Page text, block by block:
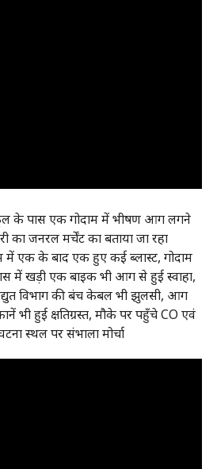
के पास एक गोदाम में भीषण आग लगने
का जनरल मर्चेंट का बताया जा रहा
में एक के बाद एक हुए कई ब्लास्ट, गोदाम
में खड़ी एक बाइक भी आग से हुई स्वाहा,
विभाग की बंच केबल भी झुलसी, आग
हुई क्षतिग्रस्त, मौके पर पहुँचे CO एवं
स्थल पर संभाला मोर्चा